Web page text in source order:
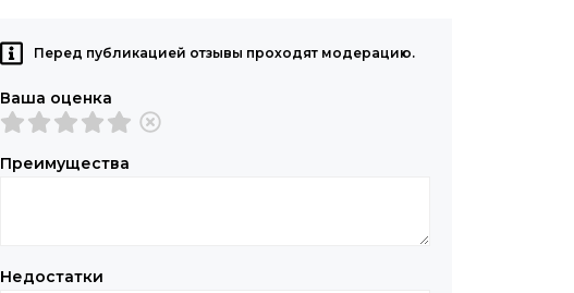
Перед публикацией отзывы проходят модерацию.
Ваша оценка
Преимущества
Недостатки